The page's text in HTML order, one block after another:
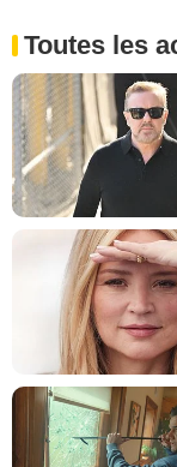
Toutes les